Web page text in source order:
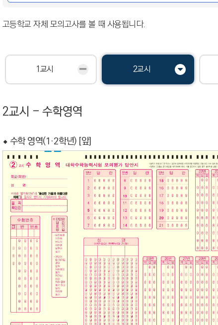
고등학교 자체 모의고사를 볼 때 사용됩니다.
1교시 2교시
2교시 - 수학영역
⬥ 수학 영역(1·2학년) [앞]